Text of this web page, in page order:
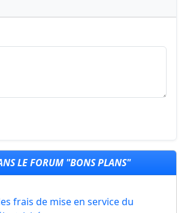
LE FORUM "BONS PLANS"
frais de mise en service du